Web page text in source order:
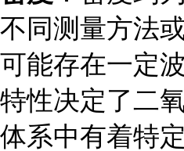
不同测量方法
可能存在一定
特性决定了二
体系中有着特